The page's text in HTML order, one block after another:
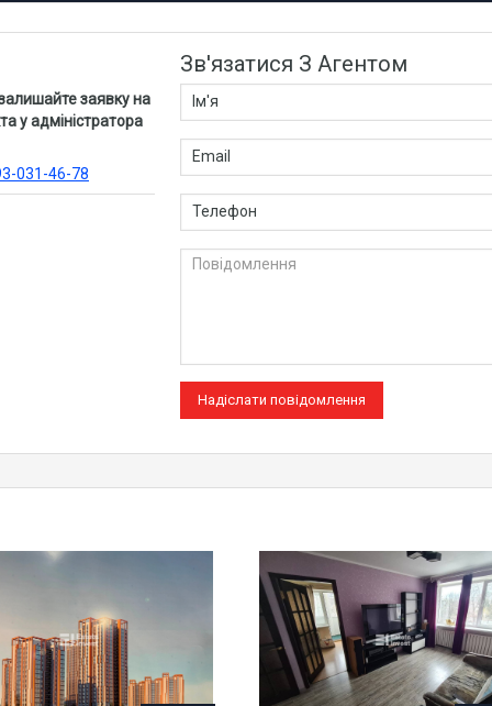
заявку на
у адміністратора
031-46-78
Зв'язатися З Агентом